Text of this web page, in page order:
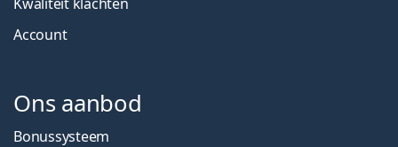
Account
Ons aanbod
Bonussysteem